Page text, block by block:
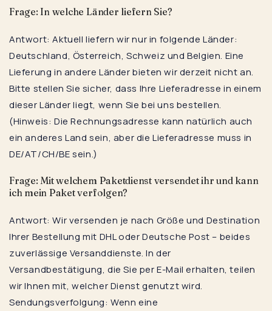
Frage: In welche Länder liefern Sie?
Antwort: Aktuell liefern wir nur in folgende Länder:
Deutschland, Österreich, Schweiz und Belgien. Eine
Lieferung in andere Länder bieten wir derzeit nicht an.
Bitte stellen Sie sicher, dass Ihre Lieferadresse in einem
dieser Länder liegt, wenn Sie bei uns bestellen.
(Hinweis: Die Rechnungsadresse kann natürlich auch
ein anderes Land sein, aber die Lieferadresse muss in
DE/AT/CH/BE sein.)
Frage: Mit welchem Paketdienst versendet ihr und kann
ich mein Paket verfolgen?
Antwort: Wir versenden je nach Größe und Destination
Ihrer Bestellung mit DHL oder Deutsche Post – beides
zuverlässige Versanddienste. In der
Versandbestätigung, die Sie per E-Mail erhalten, teilen
wir Ihnen mit, welcher Dienst genutzt wird.
Sendungsverfolgung: Wenn eine